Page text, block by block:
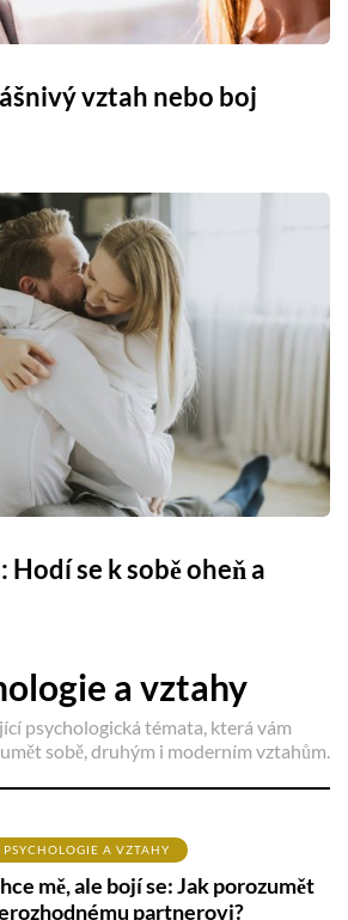
vztah nebo boj
Hodí se k sobě oheň a
a vztahy
psychologická témata, která vám
sobě, druhým i moderním vztahům.
PSYCHOLOGIE A VZTAHY
mě, ale bojí se: Jak porozumět
partnerovi?